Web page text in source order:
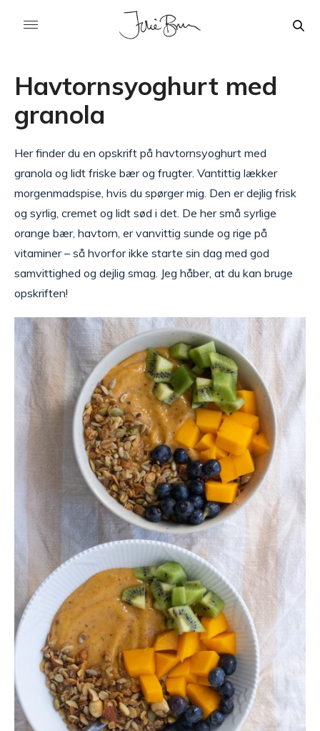
Havtornsyoghurt med
granola
Her finder du en opskrift på havtornsyoghurt med
granola og lidt friske bær og frugter. Vantittig lækker
morgenmadspise, hvis du spørger mig. Den er dejlig frisk
og syrlig, cremet og lidt sød i det. De her små syrlige
orange bær, havtorn, er vanvittig sunde og rige på
vitaminer – så hvorfor ikke starte sin dag med god
samvittighed og dejlig smag. Jeg håber, at du kan bruge
opskriften!